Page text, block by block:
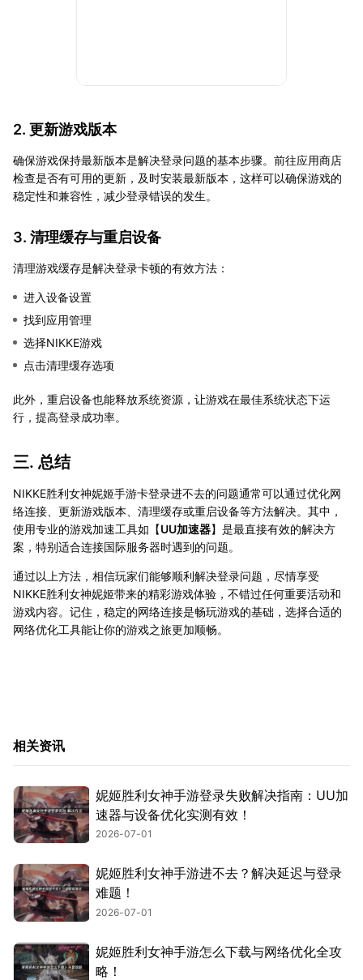
2. 更新游戏版本
确保游戏保持最新版本是解决登录问题的基本步骤。前往应用商店
检查是否有可用的更新，及时安装最新版本，这样可以确保游戏的
稳定性和兼容性，减少登录错误的发生。
3. 清理缓存与重启设备
清理游戏缓存是解决登录卡顿的有效方法：
进入设备设置
找到应用管理
选择NIKKE游戏
点击清理缓存选项
此外，重启设备也能释放系统资源，让游戏在最佳系统状态下运
行，提高登录成功率。
三. 总结
NIKKE胜利女神妮姬手游卡登录进不去的问题通常可以通过优化网
络连接、更新游戏版本、清理缓存或重启设备等方法解决。其中，
使用专业的游戏加速工具如【UU加速器】是最直接有效的解决方
案，特别适合连接国际服务器时遇到的问题。
通过以上方法，相信玩家们能够顺利解决登录问题，尽情享受
NIKKE胜利女神妮姬带来的精彩游戏体验，不错过任何重要活动和
游戏内容。记住，稳定的网络连接是畅玩游戏的基础，选择合适的
网络优化工具能让你的游戏之旅更加顺畅。
相关资讯
妮姬胜利女神手游登录失败解决指南：UU加
速器与设备优化实测有效！
2026-07-01
妮姬胜利女神手游进不去？解决延迟与登录
难题！
2026-07-01
妮姬胜利女神手游怎么下载与网络优化全攻
略！